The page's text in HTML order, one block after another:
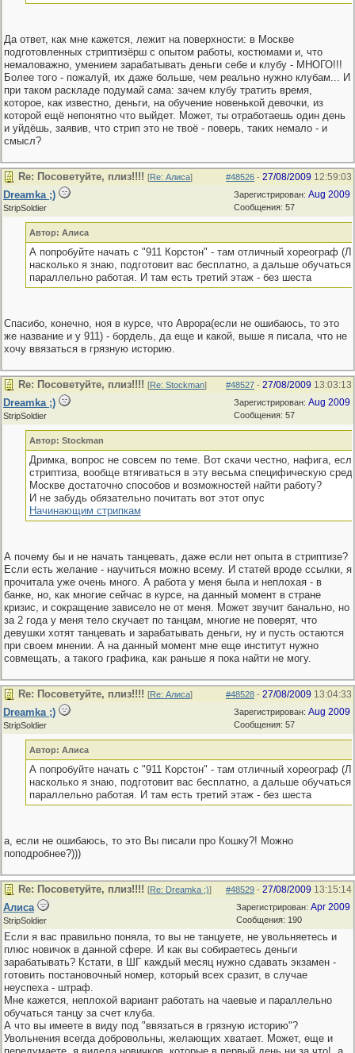
Да ответ, как мне кажется, лежит на поверхности: в Москве
подготовленных стриптизёрш с опытом работы, костюмами и, что
немаловажно, умением зарабатывать деньги себе и клубу - МНОГО!!!
Более того - пожалуй, их даже больше, чем реально нужно клубам... И
при таком раскладе подумай сама: зачем клубу тратить время,
которое, как известно, деньги, на обучение новенькой девочки, из
которой ещё непонятно что выйдет. Может, ты отработаешь один день
и уйдёшь, заявив, что стрип это не твоё - поверь, таких немало - и
смысл?
#48526 - 27/08/2009 12:59:03
Re: Посоветуйте, плиз!!!! [Re: Алиса]
Зарегистрирован: Aug 2009
Сообщения: 57
Dreamka ;)
StripSoldier
Автор: Алиса
А попробуйте начать с "911 Корстон" - там отличный хореограф
насколько я знаю, подготовит вас бесплатно, а дальше
параллельно работая. И там есть третий этаж - без шеста
Спасибо, конечно, ноя в курсе, что Аврора(если не ошибаюсь, то это
же название и у 911) - бордель, да еще и какой, выше я писала, что не
хочу ввязаться в грязную историю.
#48527 - 27/08/2009 13:03:13
Re: Посоветуйте, плиз!!!! [Re: Stockman]
Зарегистрирован: Aug 2009
Сообщения: 57
Dreamka ;)
StripSoldier
Автор: Stockman
Дримка, вопрос не совсем по теме. Вот скачи честно, нафига,
стриптиза, вообще втягиваться в эту весьма специфическую
Москве достаточно способов и возможностей найти работу?
И не забудь обязательно почитать вот этот опус
Начинающим стрипкам
А почему бы и не начать танцевать, даже если нет опыта в стриптизе?
Если есть желание - научиться можно всему. И статей вроде ссылки, я
прочитала уже очень много. А работа у меня была и неплохая - в
банке, но, как многие сейчас в курсе, на данный момент в стране
кризис, и сокращение зависело не от меня. Может звучит банально, но
за 2 года у меня тело скучает по танцам, многие не поверят, что
девушки хотят танцевать и зарабатывать деньги, ну и пусть остаются
при своем мнении. А на данный момент мне еще институт нужно
совмещать, а такого графика, как раньше я пока найти не могу.
#48528 - 27/08/2009 13:04:33
Re: Посоветуйте, плиз!!!! [Re: Алиса]
Зарегистрирован: Aug 2009
Сообщения: 57
Dreamka ;)
StripSoldier
Автор: Алиса
А попробуйте начать с "911 Корстон" - там отличный хореограф
насколько я знаю, подготовит вас бесплатно, а дальше
параллельно работая. И там есть третий этаж - без шеста
а, если не ошибаюсь, то это Вы писали про Кошку?! Можно
поподробнее?)))
#48529 - 27/08/2009 13:15:14
Re: Посоветуйте, плиз!!!! [Re: Dreamka ;)]
Зарегистрирован: Apr 2009
Сообщения: 190
Алиса
StripSoldier
Если я вас правильно поняла, то вы не танцуете, не увольняетесь и
плюс новичок в данной сфере. И как вы собираетесь деньги
зарабатывать? Кстати, в ШГ каждый месяц нужно сдавать экзамен -
готовить постановочный номер, который всех сразит, в случае
неуспеха - штраф.
Мне кажется, неплохой вариант работать на чаевые и параллельно
обучаться танцу за счет клуба.
А что вы имеете в виду под "ввязаться в грязную историю"?
Увольнения всегда добровольны, желающих хватает. Может, еще и